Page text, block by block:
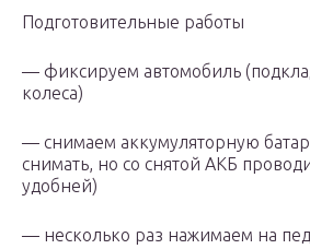
Подготовительные работы
— фиксируем автомобиль
колеса)
— снимаем аккумуляторную
снимать, но со снятой АКБ
удобней)
— несколько раз нажимаем на